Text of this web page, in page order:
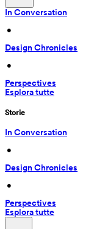
In Conversation
•
Design Chronicles
•
Perspectives
Esplora tutte
Storie
In Conversation
•
Design Chronicles
•
Perspectives
Esplora tutte